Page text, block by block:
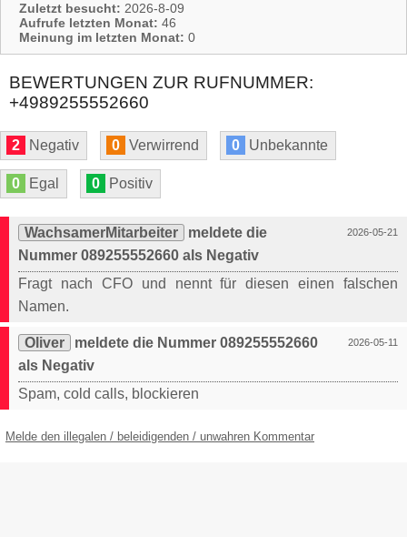
Zuletzt besucht: 2026-8-09
Aufrufe letzten Monat: 46
Meinung im letzten Monat: 0
BEWERTUNGEN ZUR RUFNUMMER:
+4989255552660
2 Negativ 0 Verwirrend 0 Unbekannte
0 Egal 0 Positiv
2026-05-21
WachsamerMitarbeiter
meldete die
Nummer 089255552660 als Negativ
Fragt nach CFO und nennt für diesen einen falschen
Namen.
2026-05-11
Oliver
meldete die Nummer 089255552660
als Negativ
Spam, cold calls, blockieren
Melde den illegalen / beleidigenden / unwahren Kommentar